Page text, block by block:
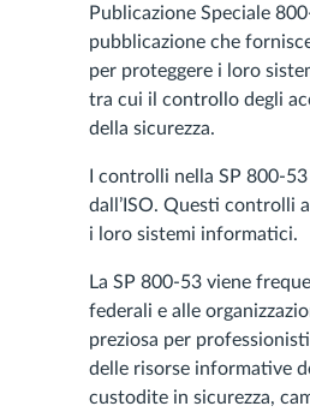
Publicazione Speciale
pubblicazione che
per proteggere i loro
tra cui il controllo degli
della sicurezza.
I controlli nella SP 800-
dall’ISO. Questi controlli
i loro sistemi informatici.
La SP 800-53 viene
federali e alle
preziosa per
delle risorse informative
custodite in sicurezza,